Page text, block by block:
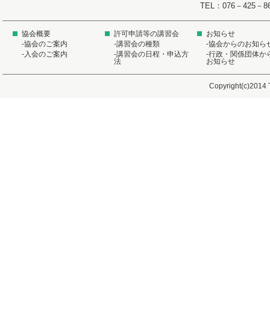
TEL：076－425
協会概要
-協会のご案内
-入会のご案内
許可申請等の講習会
-講習会の種類
-講習会の日程・申込方
法
お知らせ
-協会からのお知ら
-行政・関係団体か
お知らせ
Copyright(c)2014